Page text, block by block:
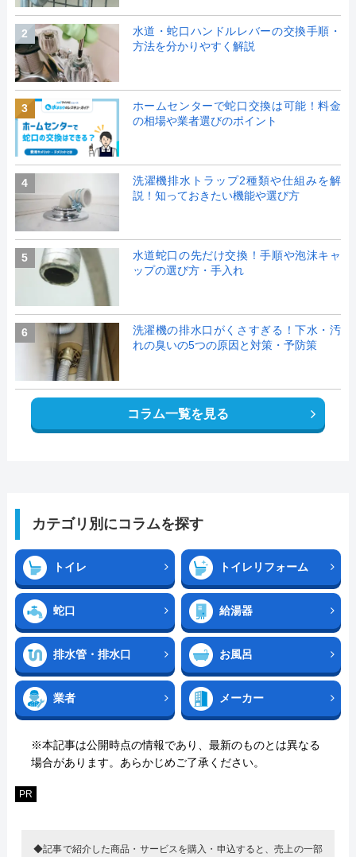
2
水道・蛇口ハンドルレバーの交換手順・
方法を分かりやすく解説
3
ホームセンターで蛇口交換は可能！料金
の相場や業者選びのポイント
4
洗濯機排水トラップ2種類や仕組みを解
説！知っておきたい機能や選び方
5
水道蛇口の先だけ交換！手順や泡沫キャ
ップの選び方・手入れ
6
洗濯機の排水口がくさすぎる！下水・汚
れの臭いの5つの原因と対策・予防策
コラム一覧を見る
カテゴリ別にコラムを探す
トイレ トイレリフォーム
蛇口 給湯器
排水管・排水口 お風呂
業者 メーカー
※本記事は公開時点の情報であり、最新のものとは異なる
場合があります。あらかじめご了承ください。
PR
◆記事で紹介した商品・サービスを購入・申込すると、売上の一部